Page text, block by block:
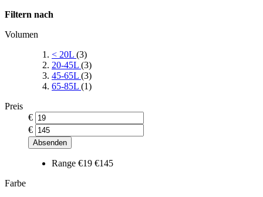
Filtern nach
Volumen
< 20L (3)
20-45L (3)
45-65L (3)
65-85L (1)
Preis
€
€
Absenden
Range €19 €145
Farbe